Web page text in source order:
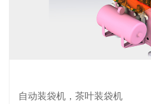
自动装袋机，茶叶装袋机